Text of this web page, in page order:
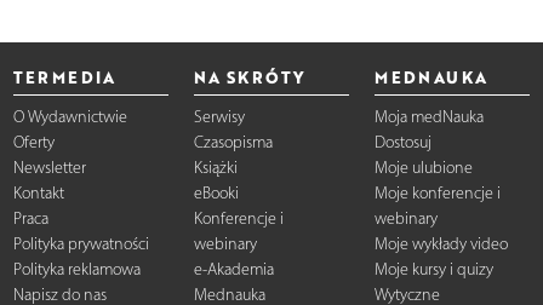
TERMEDIA
O Wydawnictwie
Oferty
Newsletter
Kontakt
Praca
Polityka prywatności
Polityka reklamowa
Napisz do nas
NA SKRÓTY
Serwisy
Czasopisma
Książki
eBooki
Konferencje i
webinary
e-Akademia
Mednauka
MEDNAUKA
Moja medNauka
Dostosuj
Moje ulubione
Moje konferencje i
webinary
Moje wykłady video
Moje kursy i quizy
Wytyczne